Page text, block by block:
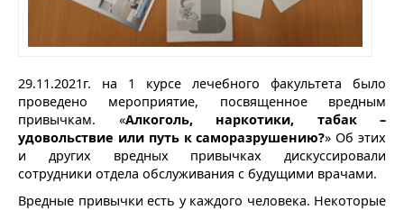
29.11.2021г. на 1 курсе лечебного факультета было
проведено мероприятие, посвященное вредным
привычкам. «Алкоголь, наркотики, табак –
удовольствие или путь к саморазрушению?» Об этих
и других вредных привычках дискуссировали
сотрудники отдела обслуживания с будущими врачами.
Вредные привычки есть у каждого человека. Некоторые